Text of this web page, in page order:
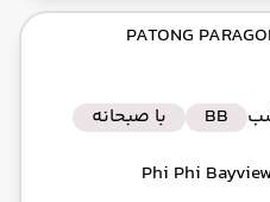
BB
با صبحانه